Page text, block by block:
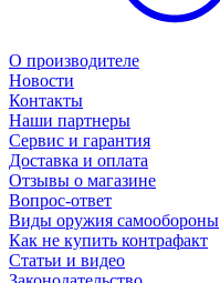
О производителе
Новости
Контакты
Наши партнеры
Сервис и гарантия
Доставка и оплата
Отзывы о магазине
Вопрос-ответ
Виды оружия самообороны
Как не купить контрафакт
Статьи и видео